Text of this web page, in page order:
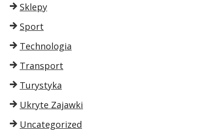
Sklepy
Sport
Technologia
Transport
Turystyka
Ukryte Zajawki
Uncategorized